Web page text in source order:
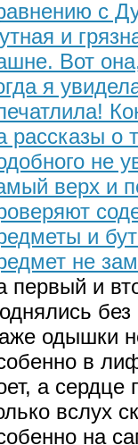
с
и
Вот
я
рассказы о
не
верх и
и
не
первый и
одышки
в
а сердце
вслух
на